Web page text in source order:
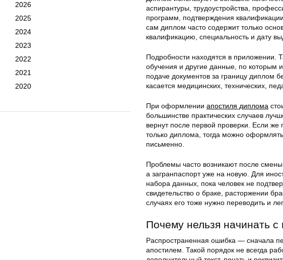
2026
2025
2024
2023
2022
2021
2020
аспирантуры, трудоустройства,
программ, подтверждения
сам диплом часто содержит только
квалификацию, специальность и дату
Подробности находятся в приложении.
обучения и другие данные, по которым
подаче документов за границу диплом
касается медицинских, технических,
При оформлении апостиля диплома
большинстве практических случаев
вернут после первой проверки. Если
только диплома, тогда можно
письменно.
Проблемы часто возникают после
а загранпаспорт уже на новую. Для
набора данных, пока человек не
свидетельство о браке, расторжении
случаях его тоже нужно переводить и
Почему нельзя начинать с
Распространенная ошибка — сначала
апостилем. Такой порядок не всегда